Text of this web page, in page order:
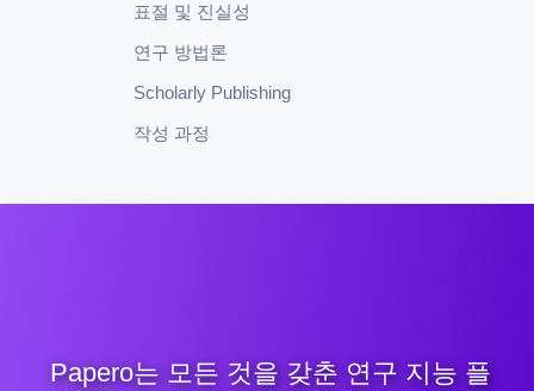
표절 및 진실성
연구 방법론
Scholarly Publishing
작성 과정
Papero는 모든 것을 갖춘 연구 지능 플